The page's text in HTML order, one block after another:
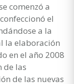
comenzó a
el
a la
la elaboración
en el año 2008
de las
de las nuevas